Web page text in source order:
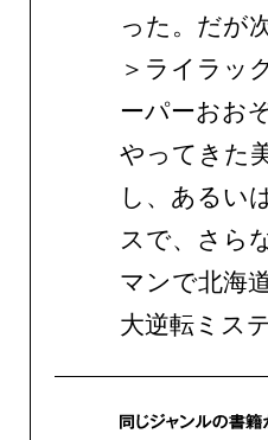
った。だが
＞ライラッ
ーパーおお
やってきた
し、あるい
スで、さら
マンで北海
大逆転ミス